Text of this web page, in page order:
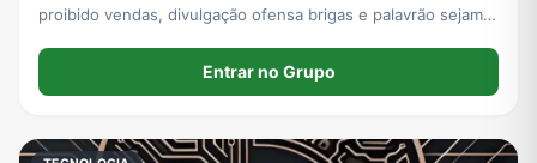
proibido vendas, divulgação ofensa brigas e palavrão sejam
Entrar no Grupo